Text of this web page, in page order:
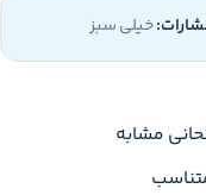
خیلی سبز
مشابه